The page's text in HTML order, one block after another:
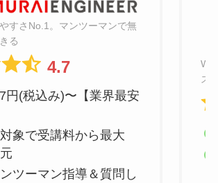
すさNo.1。マンツーマンで無
る
4.7
円(税込み)〜【業界最安
象で受講料から最大
ツーマン指導＆質問し
ス